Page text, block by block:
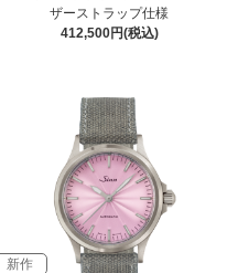
ザーストラップ仕様
412,500円(税込)
新作